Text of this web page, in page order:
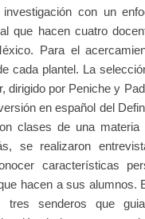
con un
que hacen cuatro
Para el
cada plantel. La
dirigido por Peniche y
en español del
clases de una
se realizaron
características
hacen a sus
senderos que